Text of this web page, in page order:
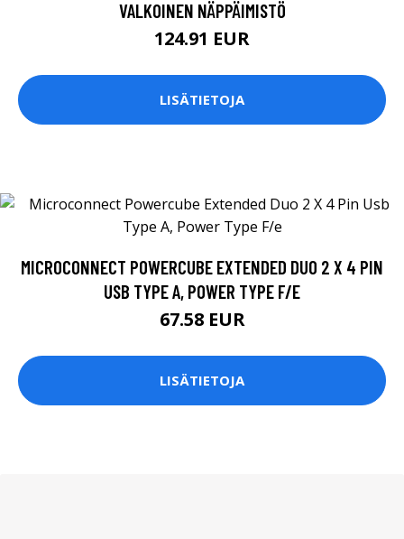
VALKOINEN NÄPPÄIMISTÖ
124.91 EUR
LISÄTIETOJA
MICROCONNECT POWERCUBE EXTENDED DUO 2 X 4 PIN
USB TYPE A, POWER TYPE F/E
67.58 EUR
LISÄTIETOJA